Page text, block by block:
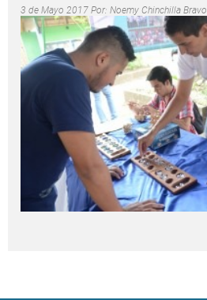
3 de Mayo 2017 Por: Noemy Chinchilla Bravo